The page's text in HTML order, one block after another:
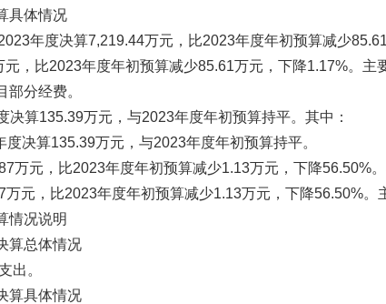
具体情况
年度决算7,219.44万元，比2023年度年初预算减少85.61万
，比2023年度年初预算减少85.61万元，下降1.17%。主
分经费。
算135.39万元，与2023年度年初预算持平。其中：
算135.39万元，与2023年度年初预算持平。
元，比2023年度年初预算减少1.13万元，下降56.50%。
，比2023年度年初预算减少1.13万元，下降56.50%。主
情况说明
算总体情况
。
算具体情况